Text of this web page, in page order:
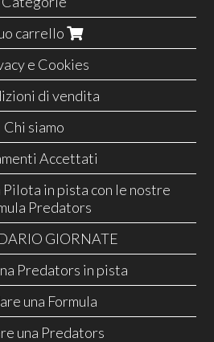
carrello
e Cookies
di vendita
Chi siamo
Accettati
in pista con le nostre
Predators
GIORNATE
Predators in pista
una Formula
una Predators